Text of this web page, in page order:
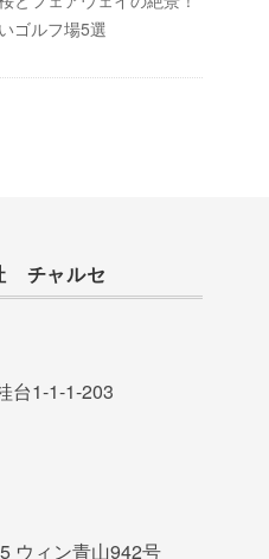
ゴルフ場5選
チャルセ
台1-1-1-203
ウィン青山942号